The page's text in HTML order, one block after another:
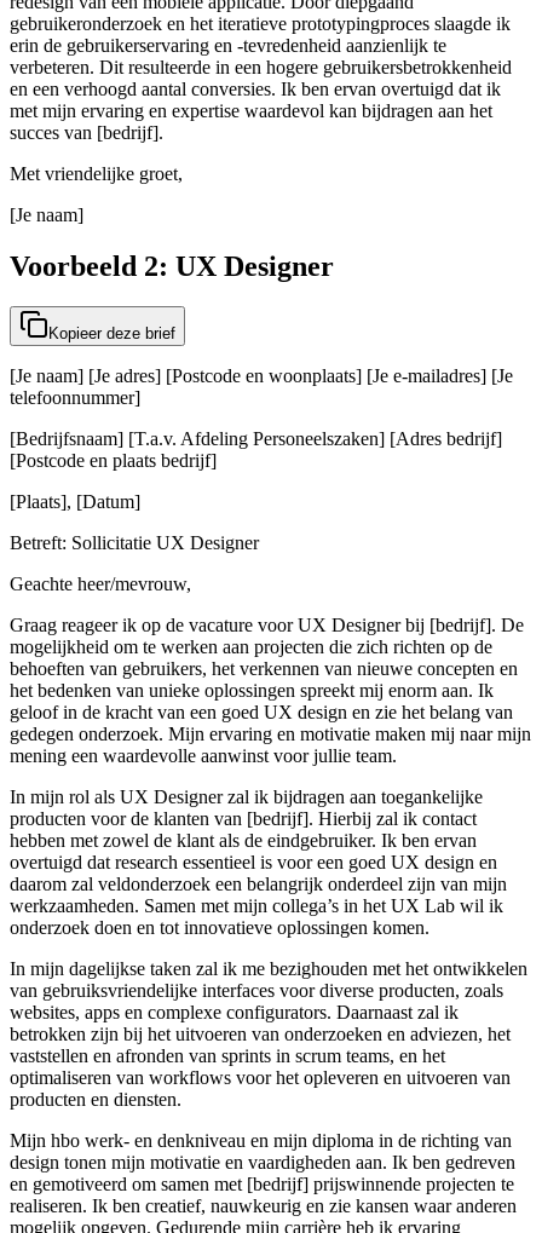
gebruikeronderzoek en het iteratieve prototypingproces slaagde ik
erin de gebruikerservaring en -tevredenheid aanzienlijk te
verbeteren. Dit resulteerde in een hogere gebruikersbetrokkenheid
en een verhoogd aantal conversies. Ik ben ervan overtuigd dat ik
met mijn ervaring en expertise waardevol kan bijdragen aan het
succes van [bedrijf].
Met vriendelijke groet,
[Je naam]
Voorbeeld 2: UX Designer
Kopieer deze brief
[Je naam] [Je adres] [Postcode en woonplaats] [Je e-mailadres] [Je
telefoonnummer]
[Bedrijfsnaam] [T.a.v. Afdeling Personeelszaken] [Adres bedrijf]
[Postcode en plaats bedrijf]
[Plaats], [Datum]
Betreft: Sollicitatie UX Designer
Geachte heer/mevrouw,
Graag reageer ik op de vacature voor UX Designer bij [bedrijf]. De
mogelijkheid om te werken aan projecten die zich richten op de
behoeften van gebruikers, het verkennen van nieuwe concepten en
het bedenken van unieke oplossingen spreekt mij enorm aan. Ik
geloof in de kracht van een goed UX design en zie het belang van
gedegen onderzoek. Mijn ervaring en motivatie maken mij naar mijn
mening een waardevolle aanwinst voor jullie team.
In mijn rol als UX Designer zal ik bijdragen aan toegankelijke
producten voor de klanten van [bedrijf]. Hierbij zal ik contact
hebben met zowel de klant als de eindgebruiker. Ik ben ervan
overtuigd dat research essentieel is voor een goed UX design en
daarom zal veldonderzoek een belangrijk onderdeel zijn van mijn
werkzaamheden. Samen met mijn collega’s in het UX Lab wil ik
onderzoek doen en tot innovatieve oplossingen komen.
In mijn dagelijkse taken zal ik me bezighouden met het ontwikkelen
van gebruiksvriendelijke interfaces voor diverse producten, zoals
websites, apps en complexe configurators. Daarnaast zal ik
betrokken zijn bij het uitvoeren van onderzoeken en adviezen, het
vaststellen en afronden van sprints in scrum teams, en het
optimaliseren van workflows voor het opleveren en uitvoeren van
producten en diensten.
Mijn hbo werk- en denkniveau en mijn diploma in de richting van
design tonen mijn motivatie en vaardigheden aan. Ik ben gedreven
en gemotiveerd om samen met [bedrijf] prijswinnende projecten te
realiseren. Ik ben creatief, nauwkeurig en zie kansen waar anderen
mogelijk opgeven. Gedurende mijn carrière heb ik ervaring